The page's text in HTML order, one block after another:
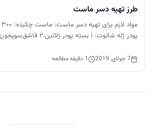
طرز تهیه دسر ماست
پودر ژله شاتوت: ۱ بسته پودر ژلاتین:۲ قاشق‌سوپخوری یا ورق ژلاتین: ۲…
7 جولای, 2019 1 دقیقه مطالعه